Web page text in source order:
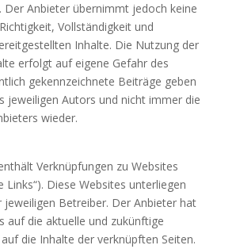
Der Anbieter übernimmt jedoch keine
Vollständigkeit und
Inhalte. Die Nutzung der
erfolgt auf eigene Gefahr des
gekennzeichnete Beiträge geben
jeweiligen Autors und nicht immer die
wieder.
Verknüpfungen zu Websites
Links“). Diese Websites unterliegen
jeweiligen Betreiber. Der Anbieter hat
auf die aktuelle und zukünftige
die Inhalte der verknüpften Seiten.